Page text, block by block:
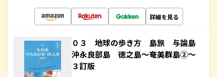
詳細を見る
０３ 地球の歩き方 島旅 与論島
沖永良部島 徳之島～奄美群島②～
３訂版